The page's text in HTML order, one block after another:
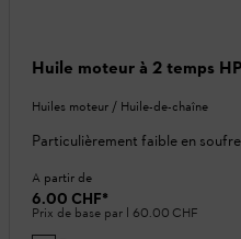
Huile moteur à 2 temps
Huiles moteur / Huile-de-chaîne
Particulièrement faible en
A partir de
6.00 CHF*
Prix de base par l 60.00 CHF